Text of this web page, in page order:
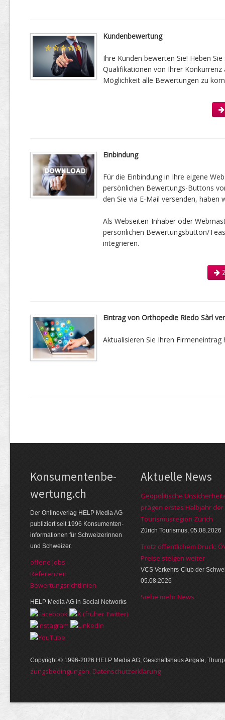
Kundenbewertung
Ihre Kunden bewerten Sie! Heben
Qualifikationen von Ihrer Konkurrenz
Möglichkeit alle Bewertungen zu
Einbindung
Für die Einbindung in Ihre eigene
persönlichen Bewertungs-Buttons
den Sie via E-Mail versenden, haben
Als Webseiten-Inhaber oder
persönlichen Bewertungsbutton/
integrieren.
Eintrag von Orthopedie Riedo Sàrl
Aktualisieren Sie Ihren Firmeneintrag
Kon­su­menten­be­
wer­tung.ch
Der Online­verlag HELP Media AG
publi­ziert seit 1996 Kon­su­menten­
infor­mationen für Schwei­zerinnen
und Schweizer.
offene Jobs
Referenzen
Bewer­tungs­richt­linien
HELP Media AG in Social Networks
Aktuelle News
Geopolitische
prägen erstes Halbjahr der
Tourismusregion Zürich
Zürich Tourismus, 05.08.2026
Trotz öffentlichem Druck:
Preise steigen weiter
VCS Verkehrs-Club der
05.08.2026
Siehe mehr News
Copyright © 1996-2026 HELP Media AG, Geschäftshaus Airgate,
zungs­bedin­gungen, Daten­schutz­er­klärung